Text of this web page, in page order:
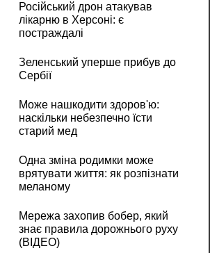
Російський дрон атакував
лікарню в Херсоні: є
постраждалі
Зеленський уперше прибув до
Сербії
Може нашкодити здоров'ю:
наскільки небезпечно їсти
старий мед
Одна зміна родимки може
врятувати життя: як розпізнати
меланому
Мережа захопив бобер, який
знає правила дорожнього руху
(ВІДЕО)